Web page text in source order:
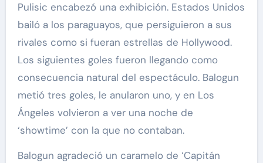
Pulisic encabezó una exhibición. Estados Unidos
bailó a los paraguayos, que persiguieron a sus
rivales como si fueran estrellas de Hollywood.
Los siguientes goles fueron llegando como
consecuencia natural del espectáculo. Balogun
metió tres goles, le anularon uno, y en Los
Ángeles volvieron a ver una noche de
‘showtime’ con la que no contaban.
Balogun agradeció un caramelo de ‘Capitán